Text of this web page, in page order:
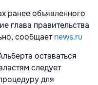
ранее объявленного
глава правительства
сообщаетnews.ru
оставаться
следует
для